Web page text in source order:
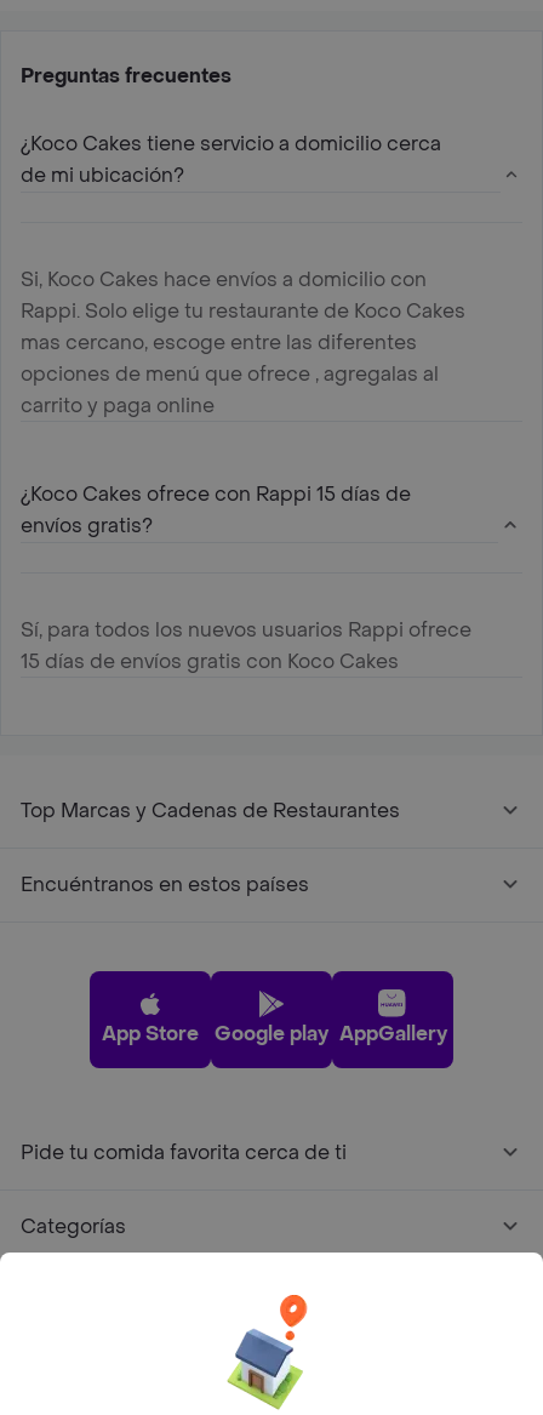
Preguntas frecuentes
¿Koco Cakes tiene servicio a domicilio cerca
de mi ubicación?
Si, Koco Cakes hace envíos a domicilio con
Rappi. Solo elige tu restaurante de Koco Cakes
mas cercano, escoge entre las diferentes
opciones de menú que ofrece , agregalas al
carrito y paga online
¿Koco Cakes ofrece con Rappi 15 días de
envíos gratis?
Sí, para todos los nuevos usuarios Rappi ofrece
15 días de envíos gratis con Koco Cakes
Top Marcas y Cadenas de Restaurantes
Encuéntranos en estos países
App Store Google play AppGallery
Pide tu comida favorita cerca de ti
Categorías